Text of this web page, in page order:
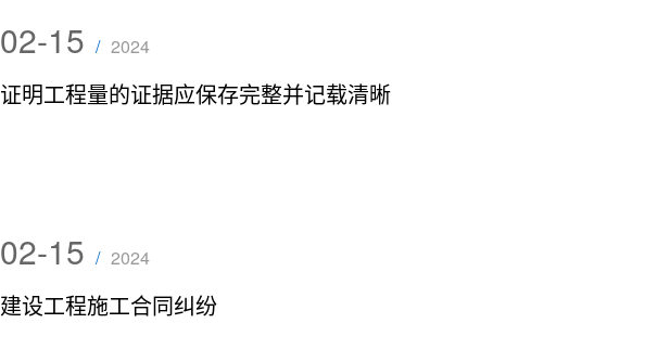
02-15 / 2024
证明工程量的证据应保存完整并记载清晰
02-15 / 2024
建设工程施工合同纠纷